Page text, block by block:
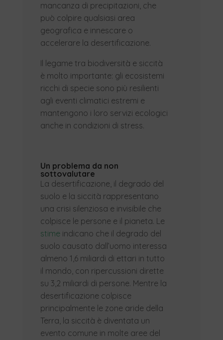
mancanza di precipitazioni, che
può colpire qualsiasi area
geografica e innescare o
accelerare la desertificazione.
Il legame tra biodiversità e siccità
è molto importante: gli ecosistemi
ricchi di specie sono più resilienti
agli eventi climatici estremi e
mantengono i loro servizi ecologici
anche in condizioni di stress.
Un problema da non
sottovalutare
La desertificazione, il degrado del
suolo e la siccità rappresentano
una crisi silenziosa e invisibile che
colpisce le persone e il pianeta. Le
stimeindicano che il degrado del
suolo causato dall’uomo interessa
almeno 1,6 miliardi di ettari in tutto
il mondo, con ripercussioni dirette
su 3,2 miliardi di persone. Mentre la
desertificazione colpisce
principalmente le zone aride della
Terra, la siccità è diventata un
evento comune in molte aree del